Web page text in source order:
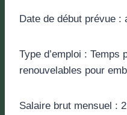
Date de début prévue :
Type d’emploi : Temps
renouvelables pour
Salaire brut mensuel :